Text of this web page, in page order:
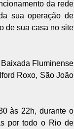
da rede
sua operação de
de sua casa no site
Fluminense
Roxo, São João
às 22h, durante o
por todo o Rio de